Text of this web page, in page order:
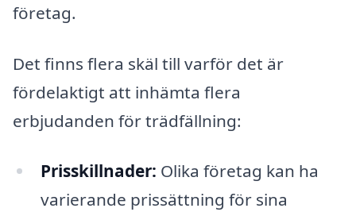
företag.
Det finns flera skäl till varför det är
fördelaktigt att inhämta flera
erbjudanden för trädfällning:
Prisskillnader: Olika företag kan ha
varierande prissättning för sina